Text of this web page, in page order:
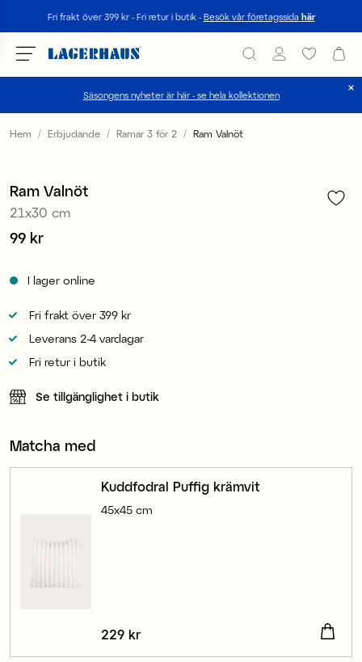
Fri frakt över 399 kr - Fri retur i butik - Besök vår företagssida här
Säsongens nyheter är här - se hela kollektionen
Välj språk / valuta
FI / EUR
Hem Erbjudande Ramar 3 för 2 Ram Valnöt
Ram Valnöt
21x30 cm
Pris:99 kr
99 kr
I lager online
Fri frakt över 399 kr
Leverans 2-4 vardagar
Fri retur i butik
Se tillgänglighet i butik
Matcha med
Kuddfodral Puffig krämvit
45x45 cm
Pris:229 kr
229 kr